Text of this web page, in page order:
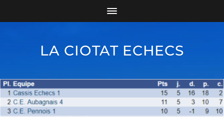
LA CIOTAT ECHECS